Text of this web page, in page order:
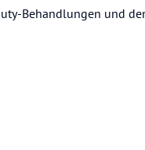
Behandlungen und